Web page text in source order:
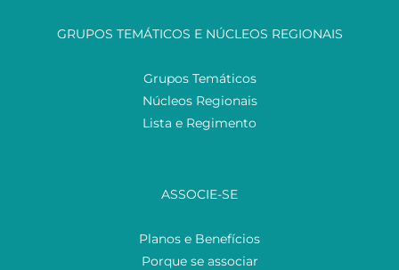
GRUPOS TEMÁTICOS E NÚCLEOS REGIONAIS
Grupos Temáticos
Núcleos Regionais
Lista e Regimento
ASSOCIE-SE
Planos e Benefícios
Porque se associar